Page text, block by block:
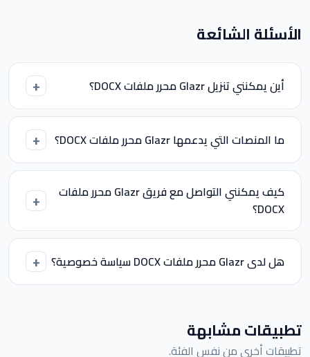
الأسئلة الشائعة
أين يمكنني تنزيل Glazr محرر ملفات DOCX؟
ما المنصات التي يدعمها Glazr محرر ملفات DOCX؟
كيف يمكنني التواصل مع فريق Glazr محرر ملفات
DOCX؟
هل لدى Glazr محرر ملفات DOCX سياسة خصوصية؟
تطبيقات مشابهة
تطبيقات أخرى من نفس الفئة.